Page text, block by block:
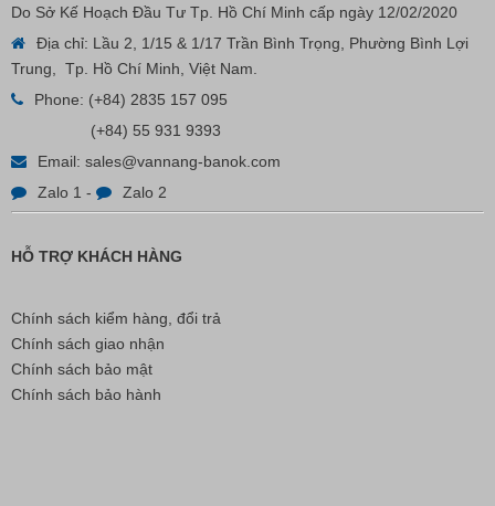
VP Fas Loop (PP) – Dây Treo Nhãn, Ti Bắn, Đạn Vòng
Treo Nhãn Mác
Do Sở Kế Hoạch Đầu Tư Tp. Hồ Chí Minh cấp ngày 12/02/2020
Địa chỉ: Lầu 2, 1/15 & 1/17 Trần Bình Trọng, Phường Bình Lợi
Trung, Tp. Hồ Chí Minh, Việt Nam.
Phone: (+84) 2835 157 095
(+84) 55 931 9393
Email: sales@vannang-banok.com
Zalo 1 - Zalo 2
HỖ TRỢ KHÁCH HÀNG
Chính sách kiểm hàng, đổi trả
Chính sách giao nhận
Chính sách bảo mật
Chính sách bảo hành